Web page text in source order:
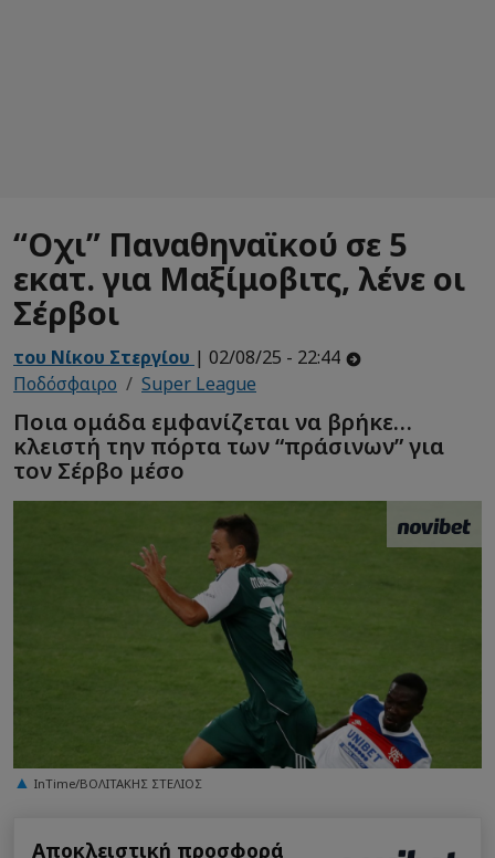
“Οχι” Παναθηναϊκού σε 5
εκατ. για Μαξίμοβιτς, λένε οι
Σέρβοι
του Νίκου Στεργίου | 02/08/25 - 22:44
Ποδόσφαιρο
Super League
Ποια ομάδα εμφανίζεται να βρήκε…
κλειστή την πόρτα των “πράσινων” για
τον Σέρβο μέσο
InTime/ΒΟΛΙΤΑΚΗΣ ΣΤΕΛΙΟΣ
Αποκλειστική προσφορά